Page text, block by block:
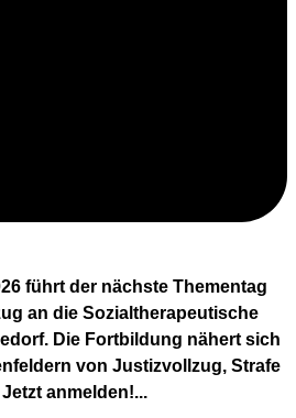
führt der nächste Thementag
an die Sozialtherapeutische
Die Fortbildung nähert sich
von Justizvollzug, Strafe
anmelden!...